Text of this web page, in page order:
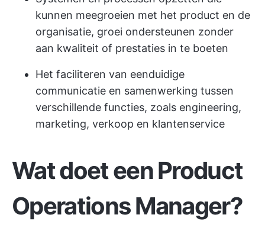
kunnen meegroeien met het product en de
organisatie, groei ondersteunen zonder
aan kwaliteit of prestaties in te boeten
Het faciliteren van eenduidige
communicatie en samenwerking tussen
verschillende functies, zoals engineering,
marketing, verkoop en klantenservice
Wat doet een Product
Operations Manager?